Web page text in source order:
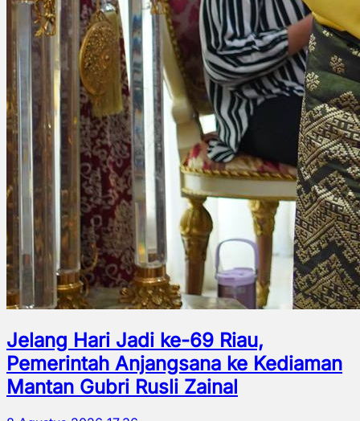
Jelang Hari Jadi ke-69 Riau,
Pemerintah Anjangsana ke Kediaman
Mantan Gubri Rusli Zainal